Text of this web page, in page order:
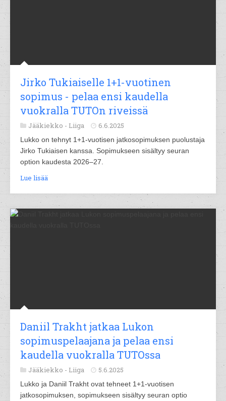
Jirko Tukiaiselle 1+1-vuotinen
sopimus - pelaa ensi kaudella
vuokralla TUTOn riveissä
Jääkiekko - Liiga 6.6.2025
Lukko on tehnyt 1+1-vuotisen jatkosopimuksen puolustaja
Jirko Tukiaisen kanssa. Sopimukseen sisältyy seuran
option kaudesta 2026–27.
Lue lisää
Daniil Trakht jatkaa Lukon
sopimuspelaajana ja pelaa ensi
kaudella vuokralla TUTOssa
Jääkiekko - Liiga 5.6.2025
Lukko ja Daniil Trakht ovat tehneet 1+1-vuotisen
jatkosopimuksen, sopimukseen sisältyy seuran optio